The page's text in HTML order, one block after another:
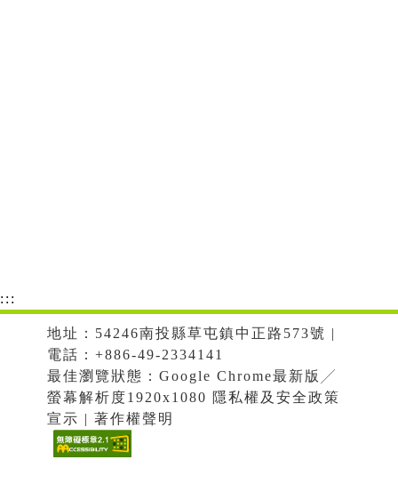
:::
地址：54246南投縣草屯鎮中正路573號 |
電話：+886-49-2334141
最佳瀏覽狀態：Google Chrome最新版╱
螢幕解析度1920x1080 隱私權及安全政策
宣示 | 著作權聲明